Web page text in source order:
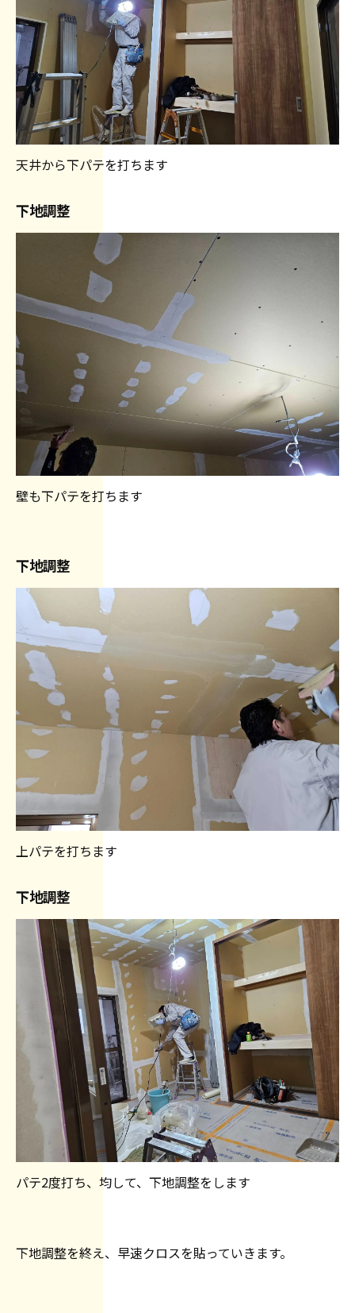
天井から下パテを打ちます
下地調整
壁も下パテを打ちます
下地調整
上パテを打ちます
下地調整
パテ2度打ち、均して、下地調整をします
下地調整を終え、早速クロスを貼っていきます。